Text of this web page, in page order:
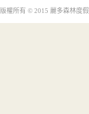
版權所有 © 2015 麗多森林度假